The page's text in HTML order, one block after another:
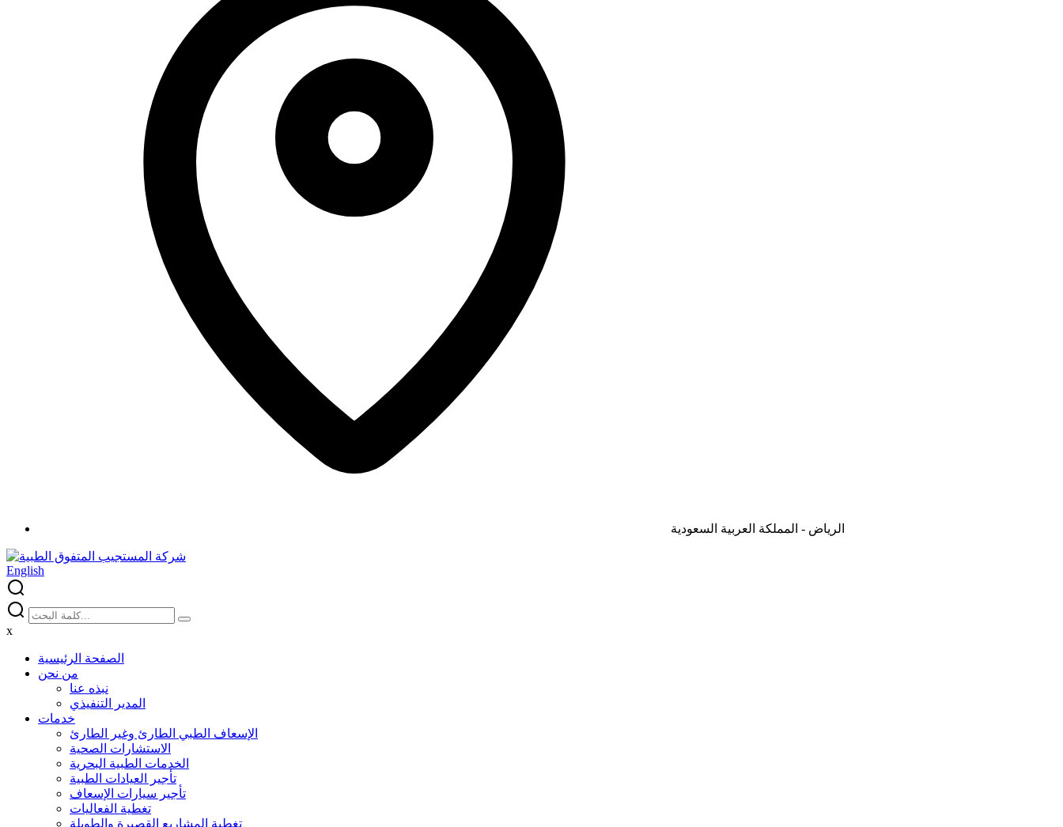
الرياض - المملكة العربية السعودية
English
x
الصفحة الرئيسية
من نحن
نبذه عنا
المدير التنفيذي
خدمات
الإسعاف الطبي الطارئ وغير الطارئ
الاستشارات الصحية
الخدمات الطبية البحرية
تأجير العيادات الطبية
تأجير سيارات الإسعاف
تغطية الفعاليات
تغطية المشاريع القصيرة والطويلة